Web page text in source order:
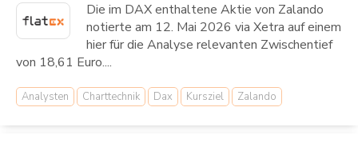
Die im DAX enthaltene Aktie von Zalando
notierte am 12. Mai 2026 via Xetra auf einem
hier für die Analyse relevanten Zwischentief
von 18,61 Euro....
Analysten Charttechnik Dax Kursziel Zalando